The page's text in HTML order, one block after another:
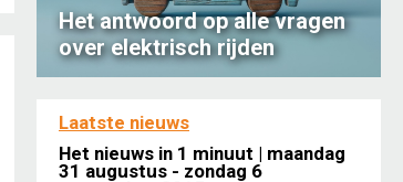
Het antwoord op alle vragen
over elektrisch rijden
Laatste nieuws
Het nieuws in 1 minuut | maandag
31 augustus - zondag 6